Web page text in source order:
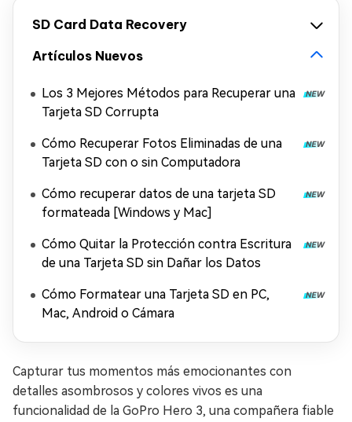
SD Card Data Recovery
Artículos Nuevos
Los 3 Mejores Métodos para Recuperar una
Tarjeta SD Corrupta
Cómo Recuperar Fotos Eliminadas de una
Tarjeta SD con o sin Computadora
Cómo recuperar datos de una tarjeta SD
formateada [Windows y Mac]
Cómo Quitar la Protección contra Escritura
de una Tarjeta SD sin Dañar los Datos
Cómo Formatear una Tarjeta SD en PC,
Mac, Android o Cámara
Capturar tus momentos más emocionantes con
detalles asombrosos y colores vivos es una
funcionalidad de la GoPro Hero 3, una compañera fiable